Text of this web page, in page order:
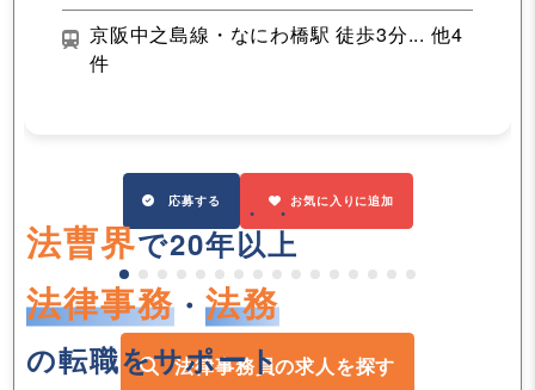
法曹界で20年以上
法律事務 ・法務
の転職をサポート
京阪中之島線・なにわ橋駅 徒歩3分... 他4
件
応募する お気に入りに追加
法律事務員の求人を探す